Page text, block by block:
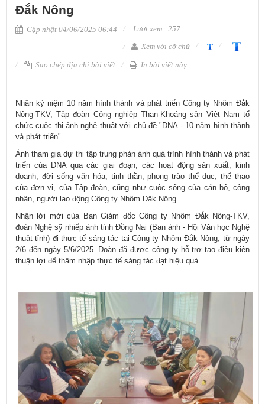
Đắk Nông
Cập nhật 04/06/2025 06:44
Lượt xem : 257
Xem với cỡ chữ
Sao chép địa chỉ bài viết In bài viết này
Nhân kỷ niệm 10 năm hình thành và phát triển Công ty Nhôm Đắk
Nông-TKV, Tập đoàn Công nghiệp Than-Khoáng sản Việt Nam tổ
chức cuộc thi ảnh nghệ thuật với chủ đề "DNA - 10 năm hình thành
và phát triển".
Ảnh tham gia dự thi tập trung phản ánh quá trình hình thành và phát
triển của DNA qua các giai đoạn; các hoạt động sản xuất, kinh
doanh; đời sống văn hóa, tinh thần, phong trào thể dục, thể thao
của đơn vị, của Tập đoàn, cũng như cuộc sống của cán bộ, công
nhân, người lao động Công ty Nhôm Đăk Nông.
Nhận lời mời của Ban Giám đốc Công ty Nhôm Đắk Nông-TKV,
đoàn Nghệ sỹ nhiếp ảnh tỉnh Đồng Nai (Ban ảnh - Hội Văn học Nghệ
thuật tỉnh) đi thực tế sáng tác tại Công ty Nhôm Đắk Nông, từ ngày
2/6 đến ngày 5/6/2025. Đoàn đã được công ty hỗ trợ tạo điều kiện
thuận lợi để thâm nhập thực tế sáng tác đạt hiệu quả.